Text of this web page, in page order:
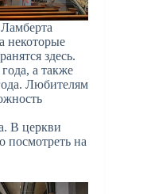
некоторые
здесь.
а также
Любителям
В церкви
посмотреть на